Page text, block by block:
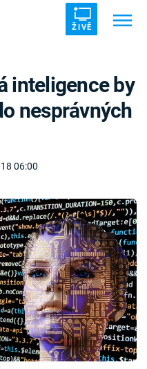
ŽIVĚ
06:00
inteligence by
nesprávných